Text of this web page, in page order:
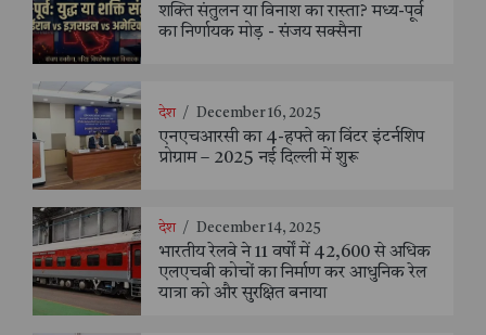
शक्ति संतुलन या विनाश का रास्ता? मध्य-पूर्व
का निर्णायक मोड़ - संजय सक्सैना
देश / December 16, 2025
एनएचआरसी का 4-हफ्ते का विंटर इंटर्नशिप
प्रोग्राम – 2025 नई दिल्ली में शुरू
देश / December 14, 2025
भारतीय रेलवे ने 11 वर्षों में 42,600 से अधिक
एलएचबी कोचों का निर्माण कर आधुनिक रेल
यात्रा को और सुरक्षित बनाया